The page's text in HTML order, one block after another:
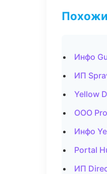
Инфо
ИП
Yellow
ООО
Инфо
Portal
ИП